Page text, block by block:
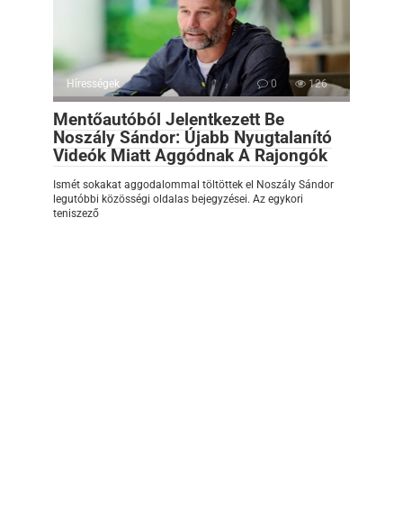
Hírességek 0 126
Mentőautóból Jelentkezett Be
Noszály Sándor: Újabb Nyugtalanító
Videók Miatt Aggódnak A Rajongók
Ismét sokakat aggodalommal töltöttek el Noszály Sándor
legutóbbi közösségi oldalas bejegyzései. Az egykori
teniszező